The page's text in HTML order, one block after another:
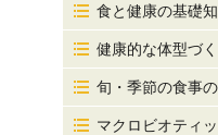
食と健康の基礎
健康的な体型づ
旬・季節の食事
マクロビオティ